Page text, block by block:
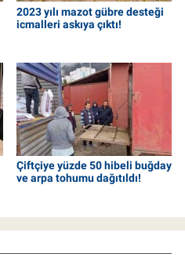
2023 yılı mazot gübre desteği
icmalleri askıya çıktı!
Çiftçiye yüzde 50 hibeli buğday
ve arpa tohumu dağıtıldı!